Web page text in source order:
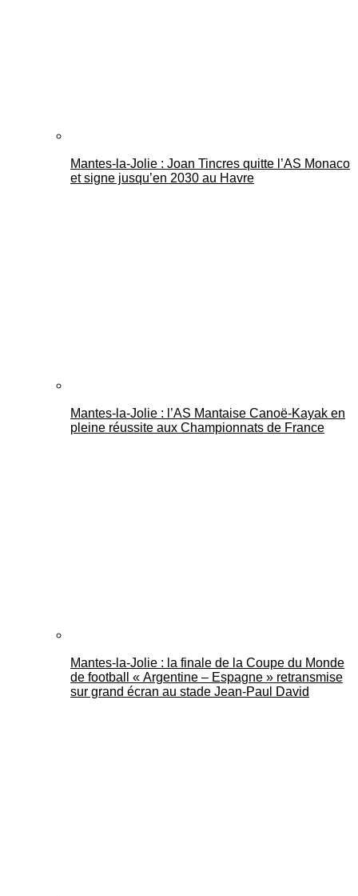
Mantes-la-Jolie : Joan Tincres quitte l’AS Monaco
et signe jusqu’en 2030 au Havre
Mantes-la-Jolie : l’AS Mantaise Canoë‑Kayak en
pleine réussite aux Championnats de France
Mantes-la-Jolie : la finale de la Coupe du Monde
de football « Argentine – Espagne » retransmise
sur grand écran au stade Jean-Paul David